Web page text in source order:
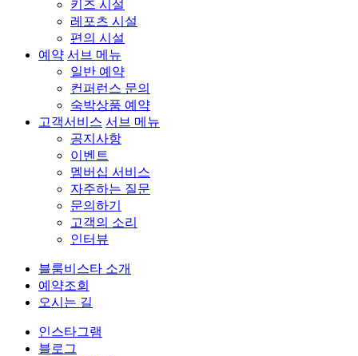
키즈 시설
레포츠 시설
편의 시설
예약 서브 메뉴
일반 예약
컨퍼런스 문의
숙박상품 예약
고객서비스 서브 메뉴
공지사항
이벤트
멤버십 서비스
자주하는 질문
문의하기
고객의 소리
인터뷰
블룸비스타 소개
예약조회
오시는 길
인스타그램
블로그